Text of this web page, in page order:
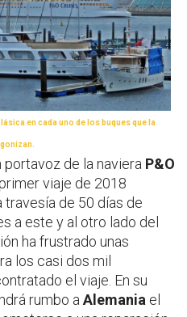
en cada uno de los buques que la
portavoz de la naviera P&O
viaje de 2018
travesía de 50 días de
a este y al otro lado del
ha frustrado unas
los casi dos mil
el viaje. En su
rumbo a Alemania el